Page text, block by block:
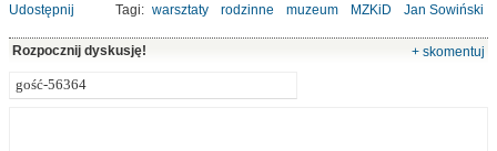
Udostępnij Tagi: warsztaty rodzinne muzeum MZKiD Jan Sowiński
Rozpocznij dyskusję! + skomentuj